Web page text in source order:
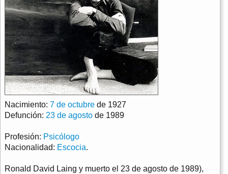
Nacimiento: 7 de octubre de 1927
Defunción: 23 de agosto de 1989
Profesión: Psicólogo
Nacionalidad: Escocia.
Ronald David Laing y muerto el 23 de agosto de 1989),